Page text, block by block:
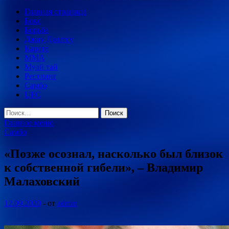
Главная страница
Бокс
Борьба
Джиу Джитсу
Карате
MMA
Муай тай
Рестлинг
Самбо
UFC
Найти:
Главное меню
Самбо
«Позже осознал, насколько был близок
к собственной гибели», – Владимир
Малаховский
12.09.2020 - от admin